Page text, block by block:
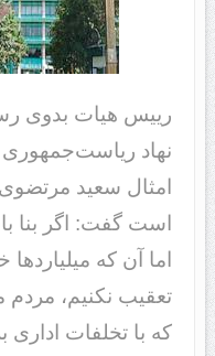
رییس هیات بدوی
نهاد ریاست‌جمهوری
امثال سعید
است ‌گفت: اگر بنا
اما آن که
تعقیب نکنیم،
که با تخلفات اداری